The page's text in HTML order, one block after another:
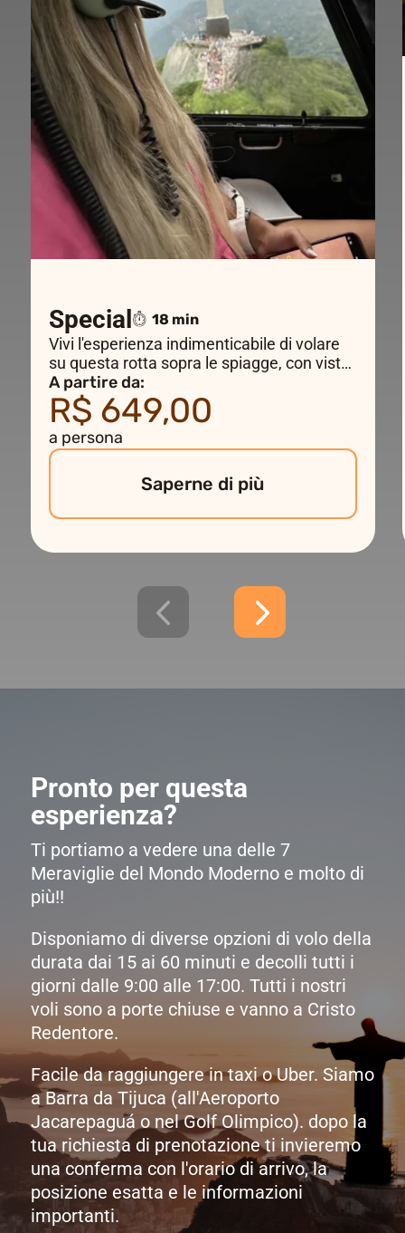
Special 18 min
Vivi l'esperienza indimenticabile di volare
su questa rotta sopra le spiagge, con viste
sensazionali fino al monumento più
importante di Rio de Janeiro – il Cristo
Redentore.
A partire da:
R$ 649,00
a persona
Saperne di più
Pronto per questa
esperienza?
Ti portiamo a vedere una delle 7
Meraviglie del Mondo Moderno e molto di
più!!
Disponiamo di diverse opzioni di volo della
durata dai 15 ai 60 minuti e decolli tutti i
giorni dalle 9:00 alle 17:00. Tutti i nostri
voli sono a porte chiuse e vanno a Cristo
Redentore.
Facile da raggiungere in taxi o Uber. Siamo
a Barra da Tijuca (all'Aeroporto
Jacarepaguá o nel Golf Olimpico). dopo la
tua richiesta di prenotazione ti invieremo
una conferma con l'orario di arrivo, la
posizione esatta e le informazioni
importanti.